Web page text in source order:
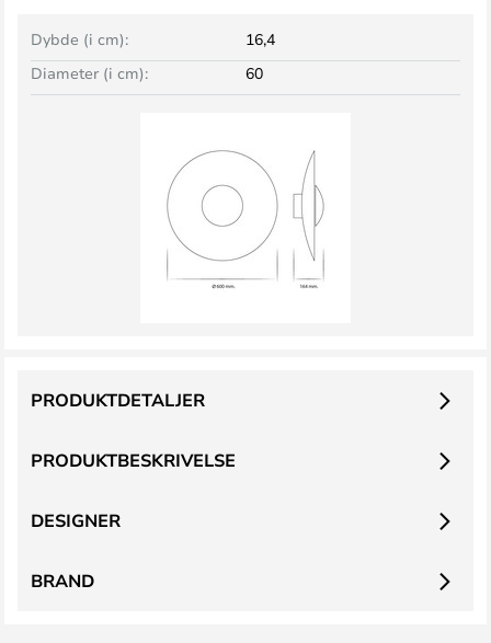
Dybde (i cm):
16,4
Diameter (i cm):
60
PRODUKTBESKRIVELSE
PRODUKTDETALJER
DESIGNER
BRAND